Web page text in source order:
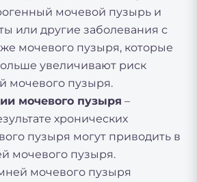
мочевой пузырь и
или другие заболевания с
мочевого пузыря, которые
увеличивают риск
мочевого пузыря.
мочевого пузыря –
хронических
пузыря могут приводить в
мочевого пузыря.
мочевого пузыря